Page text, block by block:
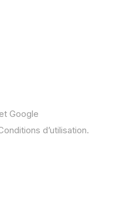
Google
d’utilisation.